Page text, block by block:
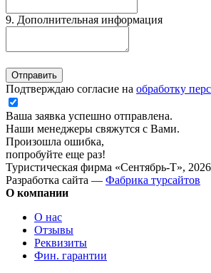
9. Дополнительная информация
Отправить
Подтверждаю согласие на обработку
Ваша заявка успешно отправлена.
Наши менеджеры свяжутся с Вами.
Произошла ошибка,
попробуйте еще раз!
Туристическая фирма «Сентябрь-Т», 2026
Разработка сайта — Фабрика турсайтов
О компании
О нас
Отзывы
Реквизиты
Фин. гарантии